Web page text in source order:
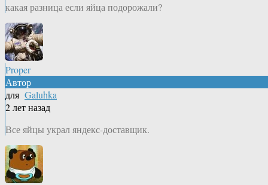
какая разница если яйца подорожали?
Proper
Автор
для Galuhka
2 лет назад
Все яйцы украл яндекс-доставщик.